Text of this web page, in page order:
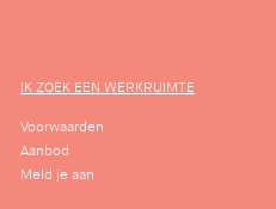
IK ZOEK EEN WERKRUIMTE
Voorwaarden
Aanbod
Meld je aan